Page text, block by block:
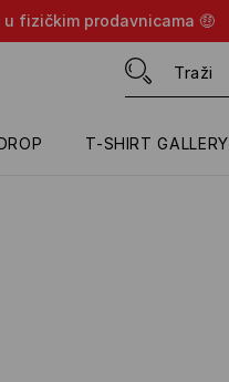
fizičkim prodavnicama 🤑
T-SHIRT GALLERY